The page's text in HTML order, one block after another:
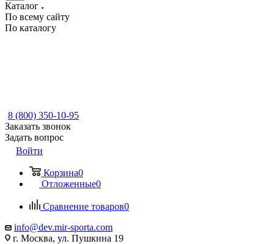
Каталог
По всему сайту
По каталогу
8 (800) 350-10-95
Заказать звонок
Задать вопрос
Войти
Корзина0
Отложенные0
Сравнение товаров0
info@dev.mir-sporta.com
г. Москва, ул. Пушкина 19